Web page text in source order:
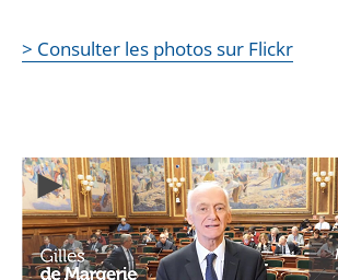
> Consulter les photos sur Flickr